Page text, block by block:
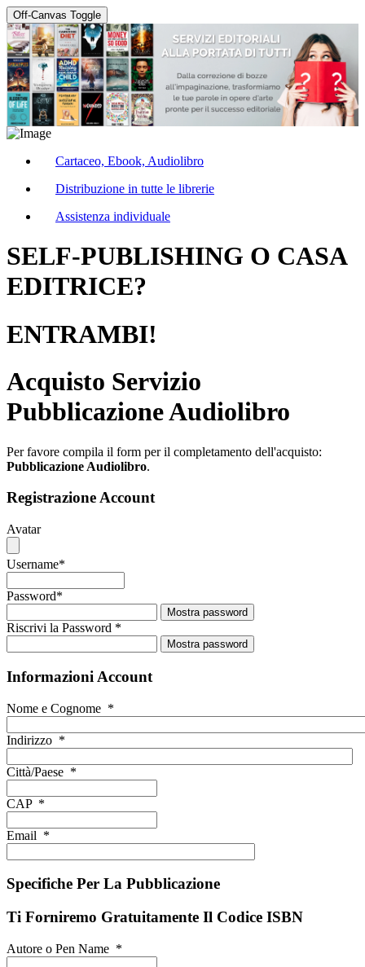
Off-Canvas Toggle
Cartaceo, Ebook, Audiolibro
Distribuzione in tutte le librerie
Assistenza individuale
SELF-PUBLISHING O CASA
EDITRICE?
ENTRAMBI!
Acquisto Servizio
Pubblicazione Audiolibro
Per favore compila il form per il completamento dell'acquisto:
Pubblicazione Audiolibro.
Registrazione Account
Avatar
Username*
Password*
Mostra password
Riscrivi la Password *
Mostra password
Informazioni Account
Nome e Cognome *
Indirizzo *
Città/Paese *
CAP *
Email *
Specifiche Per La Pubblicazione
Ti Forniremo Gratuitamente Il Codice ISBN
Autore o Pen Name *